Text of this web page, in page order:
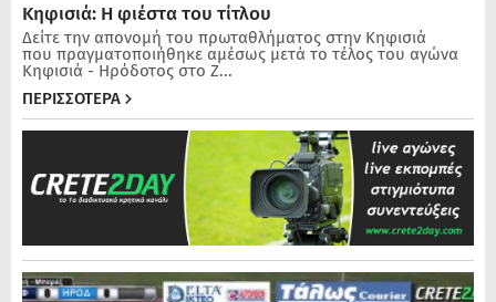
Κηφισιά: Η φιέστα του τίτλου
Δείτε την απονομή του πρωταθλήματος στην Κηφισιά
που πραγματοποιήθηκε αμέσως μετά το τέλος του αγώνα
Κηφισιά - Ηρόδοτος στο Ζ...
ΠΕΡΙΣΣΟΤΕΡΑ